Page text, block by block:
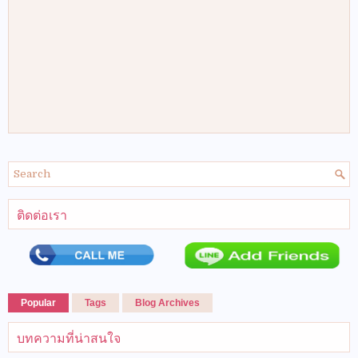
ติดต่อเรา
Popular Tags Blog Archives
บทความที่น่าสนใจ